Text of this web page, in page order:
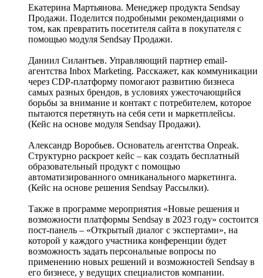
Екатерина Мартьянова. Менеджер продукта Sendsay
Продажи. Поделится подробными рекомендациями о
том, как превратить посетителя сайта в покупателя с
помощью модуля Sendsay Продажи.
Даниил Силантьев. Управляющий партнер email-
агентства Inbox Marketing. Расскажет, как коммуникации
через CDP-платформу помогают развитию бизнеса
самых разных брендов, в условиях ужесточающийся
борьбы за внимание и контакт с потребителем, которое
пытаются перетянуть на себя сети и маркетплейсы.
(Кейс на основе модуля Sendsay Продажи).
Александр Воробьев. Основатель агентства Onpeak.
Структурно раскроет кейс – как создать бесплатный
образовательный продукт с помощью
автоматизированного омниканального маркетинга.
(Кейс на основе решения Sendsay Рассылки).
Также в программе мероприятия «Новые решения и
возможности платформы Sendsay в 2023 году» состоится
пост-панель – «Открытый диалог с экспертами», на
которой у каждого участника конференции будет
возможность задать персональные вопросы по
применению новых решений и возможностей Sendsay в
его бизнесе, у ведущих специалистов компании.